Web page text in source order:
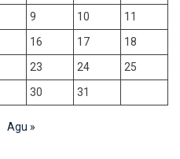
9 10
11
16 17
18
23 24
25
30 31
Agu »